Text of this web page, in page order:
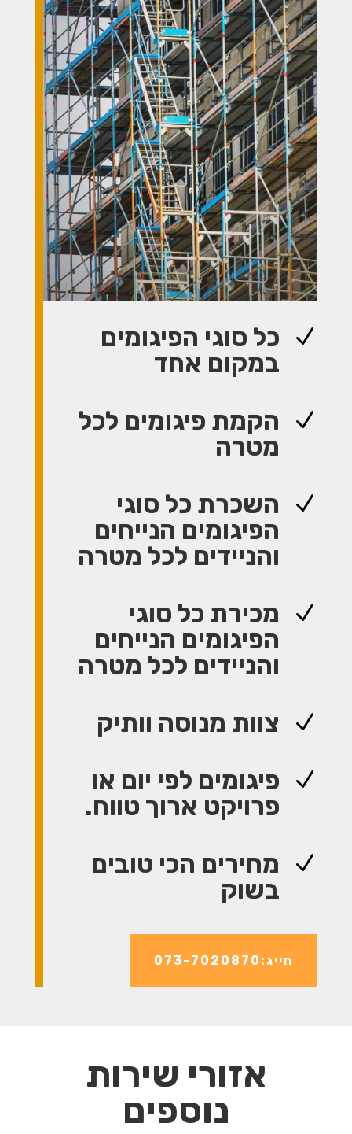
N
כל סוגי הפיגומים
במקום אחד
N
הקמת פיגומים לכל
מטרה
N
השכרת כל סוגי
הפיגומים הנייחים
והניידים לכל מטרה
N
מכירת כל סוגי
הפיגומים הנייחים
והניידים לכל מטרה
N צוות מנוסה וותיק
N
פיגומים לפי יום או
פרויקט ארוך טווח.
N
מחירים הכי טובים
בשוק
חייג:073-7020870
אזורי שירות
נוספים